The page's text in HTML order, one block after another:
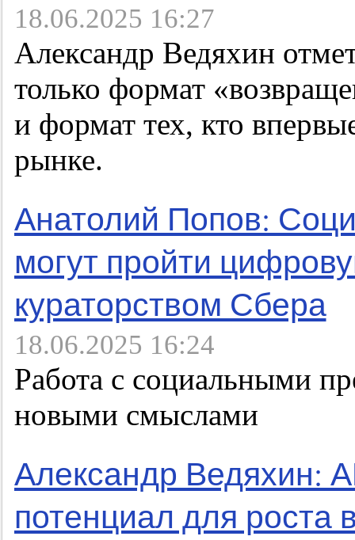
18.06.2025 16:27
Александр Ведяхин
только формат
и формат тех, кто
рынке.
Анатолий Попов:
могут пройти
кураторством Сбера
18.06.2025 16:24
Работа с социальными
новыми смыслами
Александр Ведяхин:
потенциал для роста